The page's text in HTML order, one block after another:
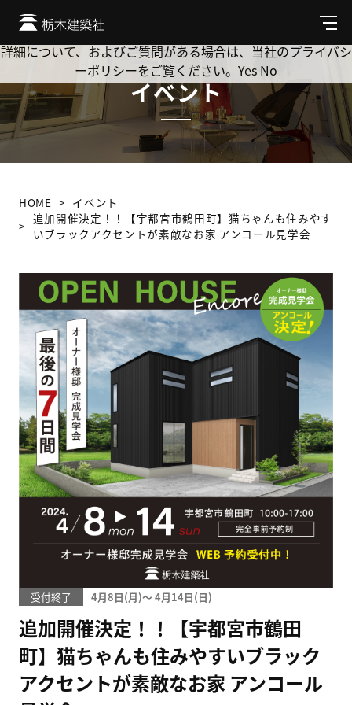
メ
ニ
ュ
イベント
HOME
イベント
追加開催決定！！【宇都宮市鶴田町】猫ちゃんも住みやす
いブラックアクセントが素敵なお家 アンコール見学会
受付終了 4月8日( )〜 4月14日( )
追加開催決定！！【宇都宮市鶴田
町】猫ちゃんも住みやすいブラック
アクセントが素敵なお家 アンコール
Cookie を使用して、お客様の活動を追跡してもよろしいです
か? 当社ではお客様のプライバシーを極めて重視しています。
詳細について、およびご質問がある場合は、当社のプライバシ
ーポリシーをご覧ください。 Yes No